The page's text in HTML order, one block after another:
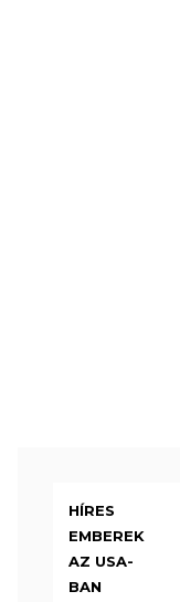
HÍRES
EMBEREK
AZ USA-
BAN